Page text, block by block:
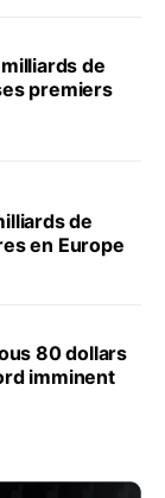
de
premiers
de
en Europe
80 dollars
imminent